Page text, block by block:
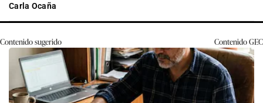
Carla Ocaña
Contenido sugerido ContenidoGEC